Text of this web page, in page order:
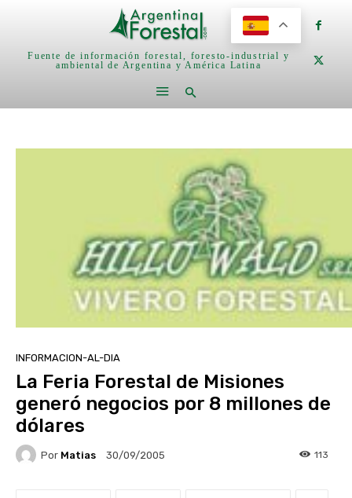
Fuente de información forestal, foresto-industrial y
ambiental de Argentina y América Latina
INFORMACION-AL-DIA
La Feria Forestal de Misiones
generó negocios por 8 millones de
dólares
Por Matias 30/09/2005 113